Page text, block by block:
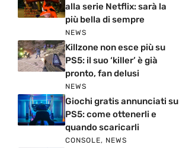
alla serie Netflix: sarà la
più bella di sempre
NEWS
Killzone non esce più su
PS5: il suo ‘killer’ è già
pronto, fan delusi
NEWS
Giochi gratis annunciati su
PS5: come ottenerli e
quando scaricarli
CONSOLE, NEWS